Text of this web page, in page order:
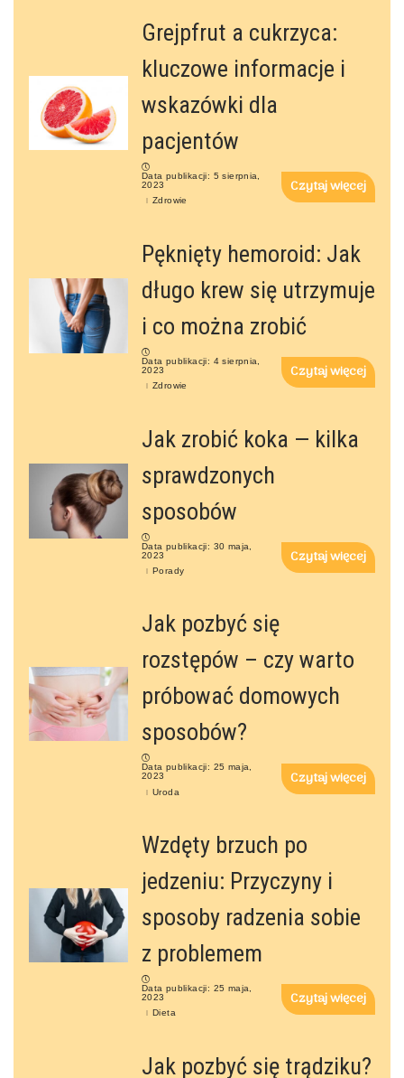
Grejpfrut a cukrzyca:
kluczowe informacje i
wskazówki dla
pacjentów
Data publikacji: 5 sierpnia,
2023
Zdrowie
Czytaj więcej
Pęknięty hemoroid: Jak
długo krew się utrzymuje
i co można zrobić
Data publikacji: 4 sierpnia,
2023
Zdrowie
Czytaj więcej
Jak zrobić koka — kilka
sprawdzonych
sposobów
Data publikacji: 30 maja,
2023
Porady
Czytaj więcej
Jak pozbyć się
rozstępów – czy warto
próbować domowych
sposobów?
Data publikacji: 25 maja,
2023
Uroda
Czytaj więcej
Wzdęty brzuch po
jedzeniu: Przyczyny i
sposoby radzenia sobie
z problemem
Data publikacji: 25 maja,
2023
Dieta
Czytaj więcej
Jak pozbyć się trądziku?